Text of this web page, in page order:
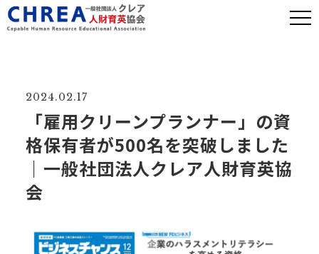
2024.02.17
「雇用クリーンプランナー」の資
格保有者が500名を突破しました
｜一般社団法人クレア人財育英協
会